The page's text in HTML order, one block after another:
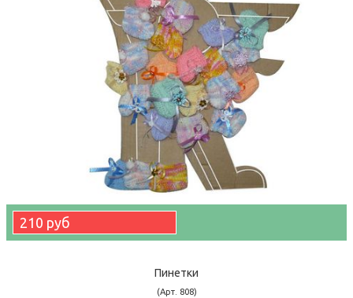
210 руб
Пинетки
(Арт. 808)